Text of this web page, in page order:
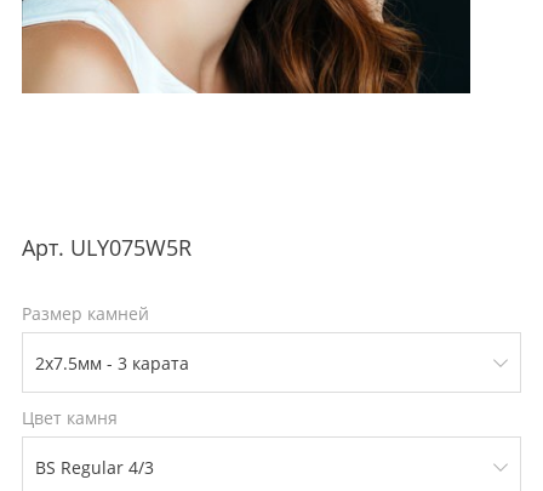
Арт. ULY075W5R
Размер камней
Цвет камня